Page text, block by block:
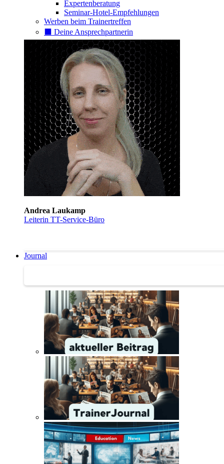
Expertenberatung
Seminar-Hotel-Empfehlungen
Werben beim Trainertreffen
⬛️ Deine Ansprechpartnerin
Andrea Laukamp
Leiterin TT-Service-Büro
Journal